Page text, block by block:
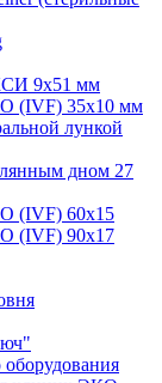
9x51 мм
(IVF) 35x10 мм
лункой
дном 27
(IVF) 60х15
(IVF) 90х17